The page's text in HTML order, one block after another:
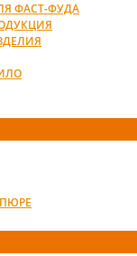
ФАСТ-ФУДА